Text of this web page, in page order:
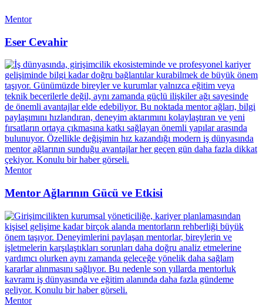
Mentor
Eser Cevahir
Mentor
Mentor Ağlarının Gücü ve Etkisi
Mentor